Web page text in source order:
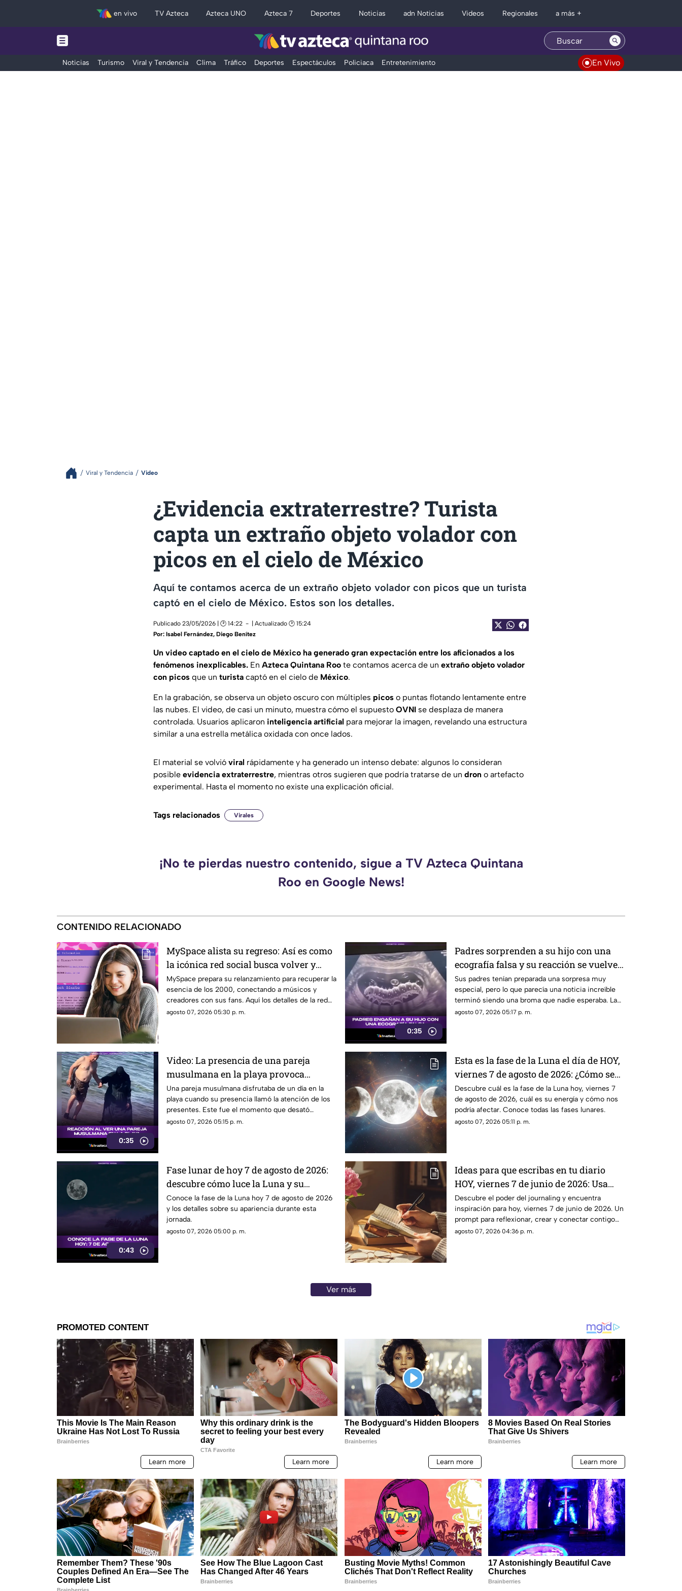
en vivo TV Azteca Azteca UNO Azteca 7 Deportes Noticias adn Noticias Videos Regionales a más +
Noticias Turismo Viral y Tendencia Clima Tráfico Deportes Espectáculos Policiaca Entretenimiento En Vivo
Viral y Tendencia Video
¿Evidencia extraterrestre? Turista
capta un extraño objeto volador con
picos en el cielo de México
Aquí te contamos acerca de un extraño objeto volador con picos que un turista
captó en el cielo de México. Estos son los detalles.
Publicado 23/05/2026 | 🕑 14:22
| Actualizado 🕑 15:24
Por: Isabel Fernández, Diego Benítez
Un video captado en el cielo de México ha generado gran expectación entre los aficionados a los
fenómenos inexplicables. En Azteca Quintana Roo te contamos acerca de un extraño objeto volador
con picos que un turista captó en el cielo de México.
En la grabación, se observa un objeto oscuro con múltiples picos o puntas flotando lentamente entre
las nubes. El video, de casi un minuto, muestra cómo el supuesto OVNI se desplaza de manera
controlada. Usuarios aplicaron inteligencia artificial para mejorar la imagen, revelando una estructura
similar a una estrella metálica oxidada con once lados.
El material se volvió viral rápidamente y ha generado un intenso debate: algunos lo consideran
posible evidencia extraterrestre, mientras otros sugieren que podría tratarse de un dron o artefacto
experimental. Hasta el momento no existe una explicación oficial.
Tags relacionados Virales
¡No te pierdas nuestro contenido, sigue a TV Azteca Quintana
Roo en Google News!
CONTENIDO RELACIONADO
MySpace alista su regreso: Así es como
la icónica red social busca volver y
revivir la esencia de los años 2000
MySpace prepara su relanzamiento para recuperar la
esencia de los 2000, conectando a músicos y
creadores con sus fans. Aquí los detalles de la red
social.
agosto 07, 2026 05:30 p. m.
0:35
Padres sorprenden a su hijo con una
ecografía falsa y su reacción se vuelve
inolvidable
Sus padres tenían preparada una sorpresa muy
especial, pero lo que parecía una noticia increíble
terminó siendo una broma que nadie esperaba. La
reacción de su hijo asi quedó grabada.
agosto 07, 2026 05:17 p. m.
0:35
Video: La presencia de una pareja
musulmana en la playa provoca
reacciones
Una pareja musulmana disfrutaba de un día en la
playa cuando su presencia llamó la atención de los
presentes. Este fue el momento que desató
diversas reacciones entre quienes se encontraban
agosto 07, 2026 05:15 p. m.
Esta es la fase de la Luna el día de HOY,
viernes 7 de agosto de 2026: ¿Cómo se
verá el astro durante la noche?
Descubre cuál es la fase de la Luna hoy, viernes 7
de agosto de 2026, cuál es su energía y cómo nos
podría afectar. Conoce todas las fases lunares.
agosto 07, 2026 05:11 p. m.
0:43
Fase lunar de hoy 7 de agosto de 2026:
descubre cómo luce la Luna y su
significado
Conoce la fase de la Luna hoy 7 de agosto de 2026
y los detalles sobre su apariencia durante esta
jornada.
agosto 07, 2026 05:00 p. m.
Ideas para que escribas en tu diario
HOY, viernes 7 de junio de 2026: Usa
este journal prompt y termina tu día
lleno de gratitud
Descubre el poder del journaling y encuentra
inspiración para hoy, viernes 7 de junio de 2026. Un
prompt para reflexionar, crear y conectar contigo
mismo.
agosto 07, 2026 04:36 p. m.
Ver más